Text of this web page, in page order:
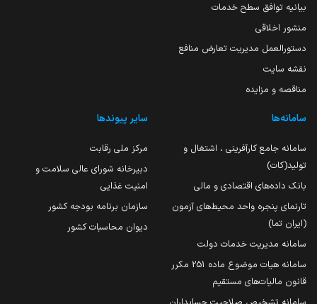
بیانیه توافق سطح خدمات
منشور اخلاقی
دستورالعمل مدیریت تعارض منافع
نقشه سایت
مناقصه و مزایده
سامانه‌ها
سامانه جامع کارآفرینی ، اشتغال و
تولید(کات)
بانک داده‌های اقتصادی و مالی
تارنمای پنجره واحد محیط‌های آزمون
(ایران تما)
سامانه مدیریت خدمات دولت
سامانه هیات موضوع ماده 251 مکرر
قانون مالیات‌های مستقیم
سایر پیوندها
مرکز ملی رقابت
دبیرخانه شورای عالی سلامت و
امنیت غذایی
سازمان برنامه بودجه کشور
دیوان محاسبات کشور